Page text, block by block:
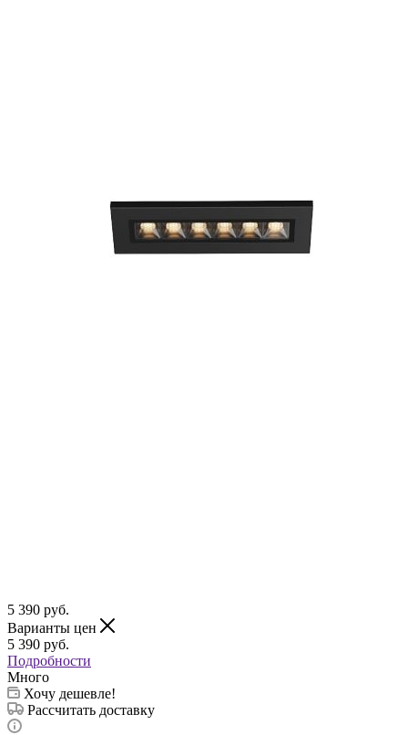
5 390 руб.
Варианты цен
5 390 руб.
Подробности
Много
Хочу дешевле!
Рассчитать доставку